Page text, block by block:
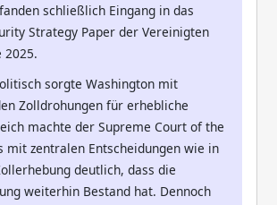
schließlich Eingang in das
Strategy Paper der Vereinigten
2025.
sorgte Washington mit
Zolldrohungen für erhebliche
machte der Supreme Court of the
mit zentralen Entscheidungen wie in
deutlich, dass die
weiterhin Bestand hat. Dennoch